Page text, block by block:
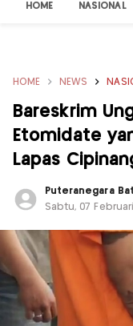
HOME NASIONAL
HOME NEWS
Bareskrim
Etomidate
Lapas
Puteranegara
Sabtu, 07